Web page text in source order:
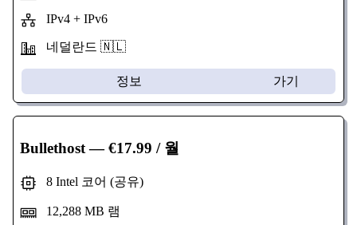
IPv4 + IPv6
네덜란드 🇳🇱
정보 가기
Bullethost— €17.99 / 월
8 Intel 코어 (공유)
12,288 MB 램